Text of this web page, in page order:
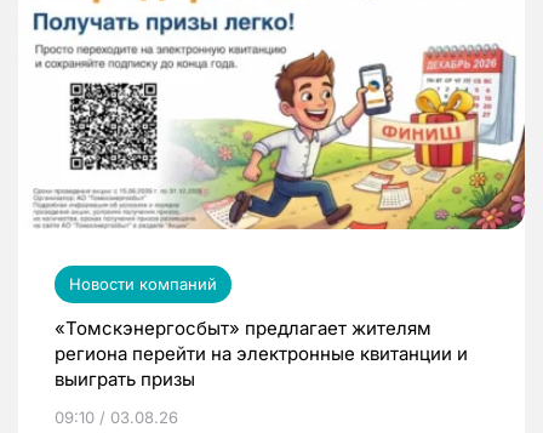
Новости компаний
«Томскэнергосбыт» предлагает жителям
региона перейти на электронные квитанции и
выиграть призы
09:10 / 03.08.26